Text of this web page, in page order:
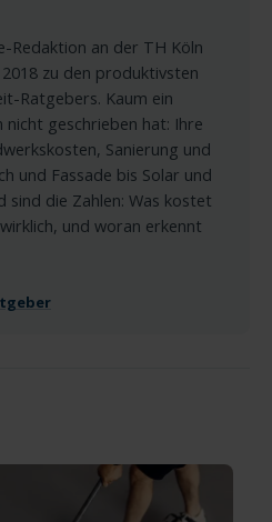
Redaktion an der TH Köln
zu den produktivsten
Ratgebers. Kaum ein
nicht geschrieben hat: Ihre
Sanierung und
und Fassade bis Solar und
sind die Zahlen: Was kostet
und woran erkennt